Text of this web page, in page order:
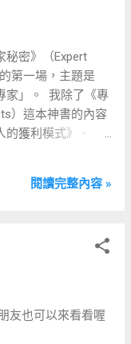
秘密》（Expert
第一場，主題是
家」。 ​ 我除了《專
）這本神書的內容
獲利模式》、
出了個「個人品牌
上讀書會」呦 。
閱讀完整內容 »
友也可以來看看喔